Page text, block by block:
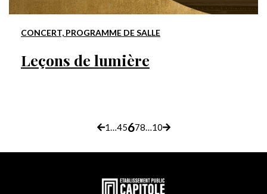
Leçons de lumière
CONCERT, PROGRAMME DE SALLE
p
Page
Page
1…
Page
4
Page
5Page
6Page
7
Page
8…
Page
10
Page
En